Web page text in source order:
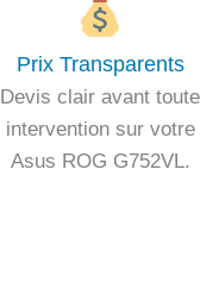
Prix Transparents
Devis clair avant toute
intervention sur votre
Asus ROG G752VL.